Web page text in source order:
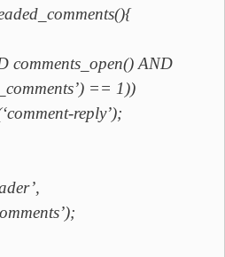
comments_open() AND
== 1))
reply’);